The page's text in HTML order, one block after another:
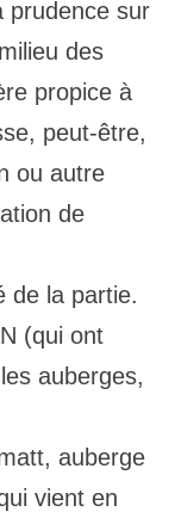
prudence sur
des
propice à
peut-être,
ou autre
de
de la partie.
(qui ont
auberges,
auberge
vient en